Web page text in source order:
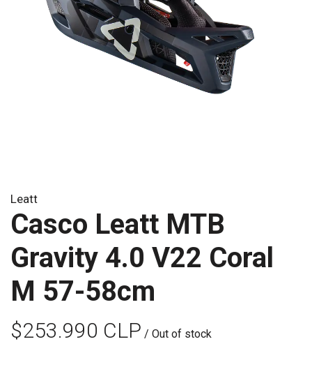
Leatt
Casco Leatt MTB
Gravity 4.0 V22 Coral
M 57-58cm
$253.990 CLP / Out of stock